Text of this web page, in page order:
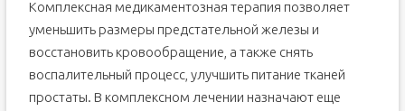
Комплексная медикаментозная терапия позволяет
уменьшить размеры предстательной железы и
восстановить кровообращение, а также снять
воспалительный процесс, улучшить питание тканей
простаты. В комплексном лечении назначают еще